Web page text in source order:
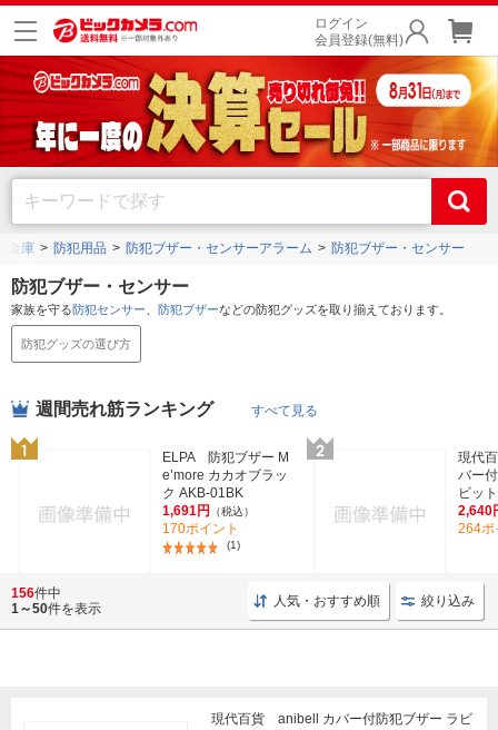
ログイン
会員登録(無料)
金庫 防犯用品 防犯ブザー・センサーアラーム 防犯ブザー・センサー
防犯ブザー・センサー
家族を守る防犯センサー 防犯ブザーなどの防犯グッズを取り揃えております。
防犯グッズの選び方
週間売れ筋ランキング すべて見る
ELPA 防犯ブザー M
e’more カカオブラッ
ク AKB-01BK
1,691円
（税込）
170ポイント
(1)
現代
バー
ビット
2,640
264ポ
156件中
1～50件を表示 人気・おすすめ順 絞り込み
現代百貨 anibell カバー付防犯ブザー ラビ